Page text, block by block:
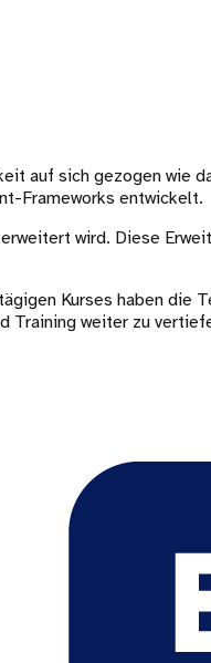
auf sich gezogen wie
Frameworks entwickelt.
wird. Diese
Kurses haben die
Training weiter zu